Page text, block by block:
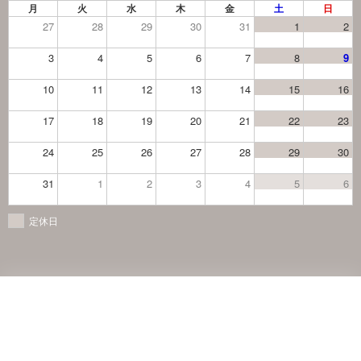
月 火 水 木 金 土 日
27 28 29 30 31 1 2
3 4 5 6 7 8 9
10 11 12 13 14 15 16
17 18 19 20 21 22 23
24 25 26 27 28 29 30
31 1 2 3 4 5 6
定休日